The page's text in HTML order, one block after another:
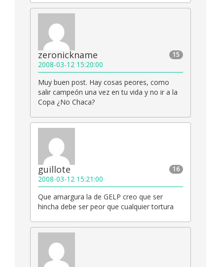
15
zeronickname
2008-03-12 15:20:00
Muy buen post. Hay cosas peores, como
salir campeón una vez en tu vida y no ir a la
Copa ¿No Chaca?
16
guillote
2008-03-12 15:21:00
Que amargura la de GELP creo que ser
hincha debe ser peor que cualquier tortura